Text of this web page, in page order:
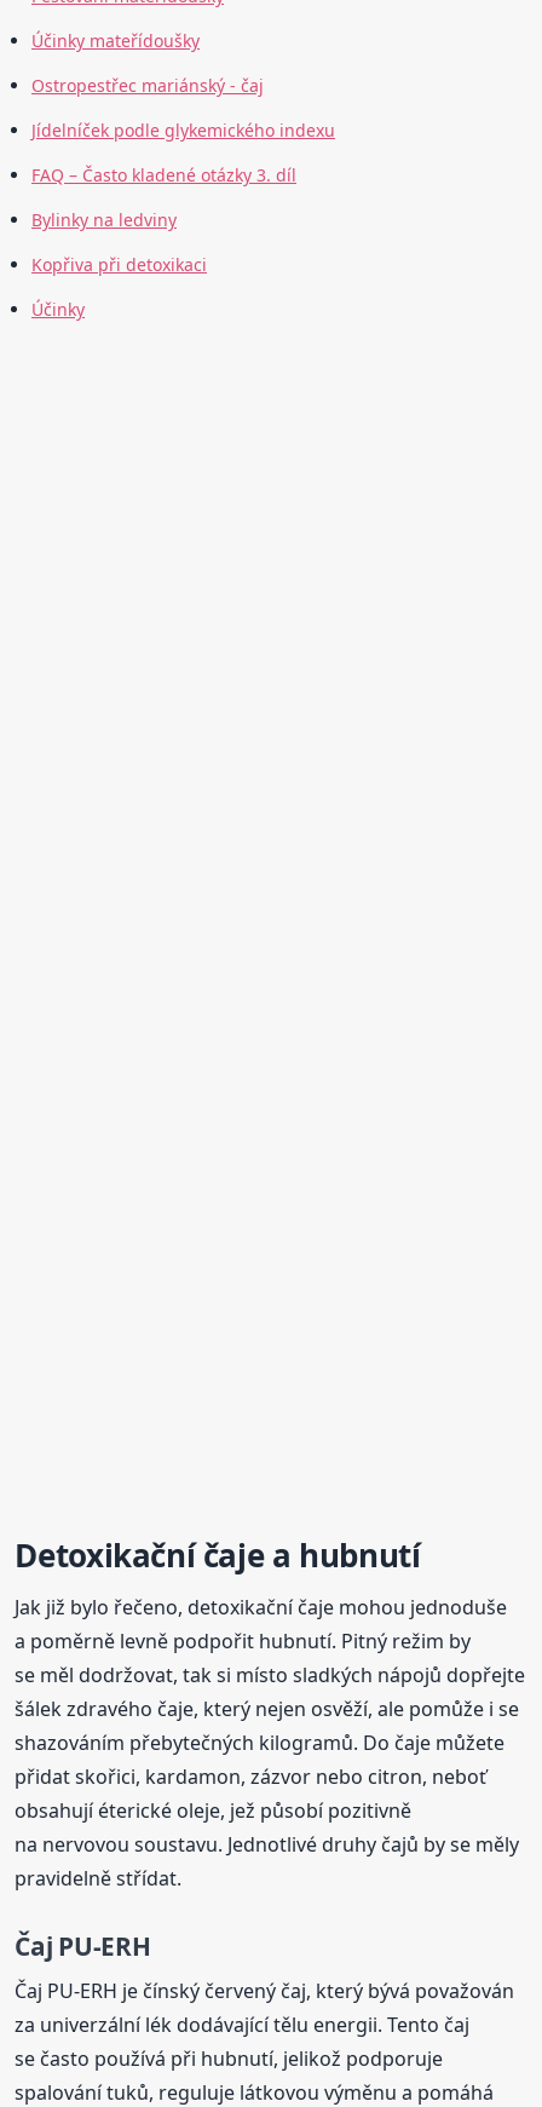
Účinky mateřídoušky
Ostropestřec mariánský - čaj
Jídelníček podle glykemického indexu
FAQ – Často kladené otázky 3. díl
Bylinky na ledviny
Kopřiva při detoxikaci
Účinky
Detoxikační čaje a hubnutí
Jak již bylo řečeno, detoxikační čaje mohou jednoduše
a poměrně levně podpořit hubnutí. Pitný režim by
se měl dodržovat, tak si místo sladkých nápojů dopřejte
šálek zdravého čaje, který nejen osvěží, ale pomůže i se
shazováním přebytečných kilogramů. Do čaje můžete
přidat skořici, kardamon, zázvor nebo citron, neboť
obsahují éterické oleje, jež působí pozitivně
na nervovou soustavu. Jednotlivé druhy čajů by se měly
pravidelně střídat.
Čaj PU-ERH
Čaj PU-ERH je čínský červený čaj, který bývá považován
za univerzální lék dodávající tělu energii. Tento čaj
se často používá při hubnutí, jelikož podporuje
spalování tuků, reguluje látkovou výměnu a pomáhá